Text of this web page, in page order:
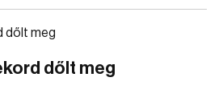
dőlt meg